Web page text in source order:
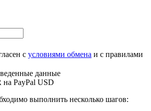
с условиями обмена и с правилами
данные
PayPal USD
выполнить несколько шагов: